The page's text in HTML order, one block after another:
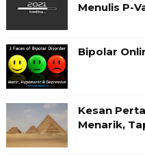
Menulis P-
Bipolar
Kesan
Menarik,